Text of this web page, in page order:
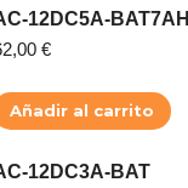
12DC5A-BAT7AH
€
Añadir al carrito
12DC3A-BAT